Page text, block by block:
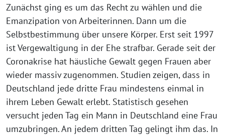
Zunächst ging es um das Recht zu wählen und die
Emanzipation von Arbeiterinnen. Dann um die
Selbstbestimmung über unsere Körper. Erst seit 1997
ist Vergewaltigung in der Ehe strafbar. Gerade seit der
Coronakrise hat häusliche Gewalt gegen Frauen aber
wieder massiv zugenommen. Studien zeigen, dass in
Deutschland jede dritte Frau mindestens einmal in
ihrem Leben Gewalt erlebt. Statistisch gesehen
versucht jeden Tag ein Mann in Deutschland eine Frau
umzubringen. An jedem dritten Tag gelingt ihm das. In